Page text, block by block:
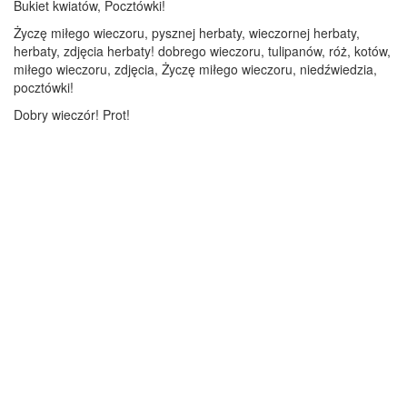
Bukiet kwiatów, Pocztówki!
Życzę miłego wieczoru, pysznej herbaty, wieczornej herbaty,
herbaty, zdjęcia herbaty! dobrego wieczoru, tulipanów, róż, kotów,
miłego wieczoru, zdjęcia, Życzę miłego wieczoru, niedźwiedzia,
pocztówki!
Dobry wieczór! Prot!